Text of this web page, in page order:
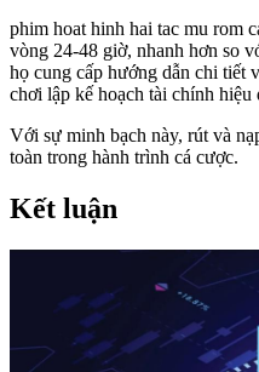
phim hoat hinh hai tac mu rom
vòng 24-48 giờ, nhanh hơn so
họ cung cấp hướng dẫn chi
chơi lập kế hoạch tài chính hiệu
Với sự minh bạch này, rút và
toàn trong hành trình cá cược.
Kết luận